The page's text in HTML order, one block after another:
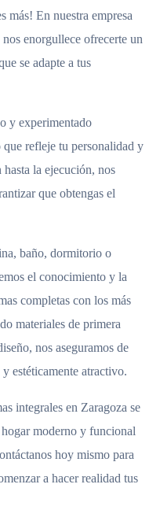
más! En nuestra empresa
enorgullece ofrecerte un
se adapte a tus
y experimentado
refleje tu personalidad y
la ejecución, nos
que obtengas el
baño, dormitorio o
el conocimiento y la
completas con los más
materiales de primera
nos aseguramos de
estéticamente atractivo.
integrales en Zaragoza se
moderno y funcional
hoy mismo para
a hacer realidad tus